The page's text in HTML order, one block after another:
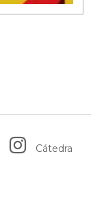
Cátedra